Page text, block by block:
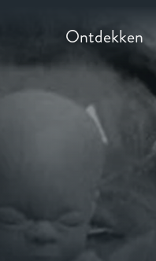
Ontdekken